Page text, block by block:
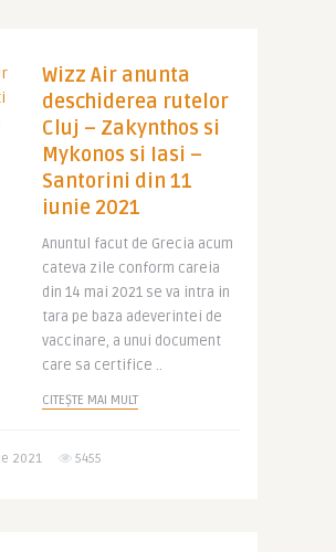
Wizz Air anunta
deschiderea rutelor
Cluj – Zakynthos si
Mykonos si Iasi –
Santorini din 11
iunie 2021
Anuntul facut de Grecia acum
cateva zile conform careia
din 14 mai 2021 se va intra in
tara pe baza adeverintei de
vaccinare, a unui document
care sa certifice ..
CITEȘTE MAI MULT
2021 5455